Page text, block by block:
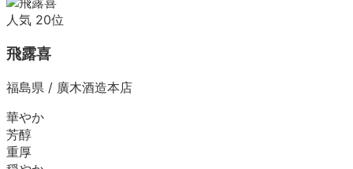
人気 20位
飛露喜
福島県 / 廣木酒造本店
華やか
芳醇
重厚